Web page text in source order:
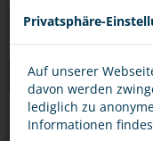
TIPPS
VORSICHT BEI
Privatsphäre-
Auf unserer
davon werden
lediglich zu
Informationen